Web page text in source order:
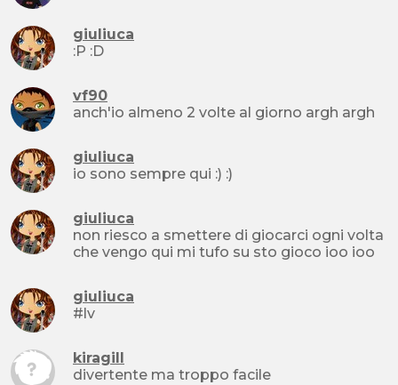
giuliuca
:P :D
vf90
anch'io almeno 2 volte al giorno argh argh
giuliuca
io sono sempre qui :) :)
giuliuca
non riesco a smettere di giocarci ogni volta
che vengo qui mi tufo su sto gioco ioo ioo
giuliuca
#lv
kiragill
divertente ma troppo facile